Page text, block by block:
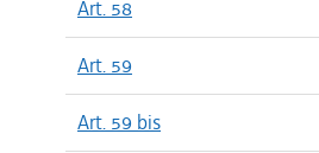
Art. 58
Art. 59
Art. 59 bis